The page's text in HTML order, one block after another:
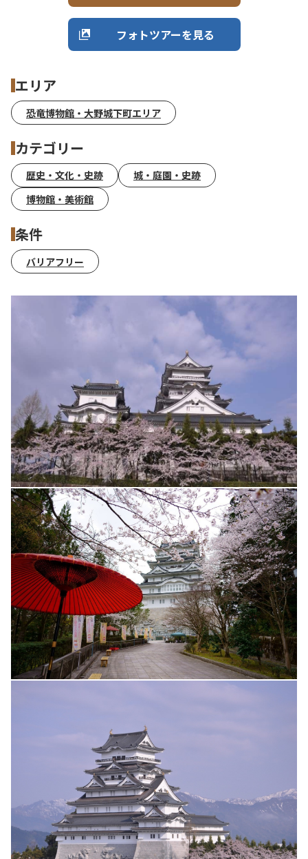
フォトツアーを見る
エリア
恐竜博物館・大野城下町エリア
カテゴリー
歴史・文化・史跡
城・庭園・史跡
博物館・美術館
条件
バリアフリー